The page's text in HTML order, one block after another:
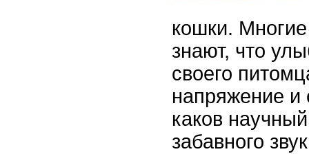
кошки.
знают, что
своего
напряжение и
каков
забавного